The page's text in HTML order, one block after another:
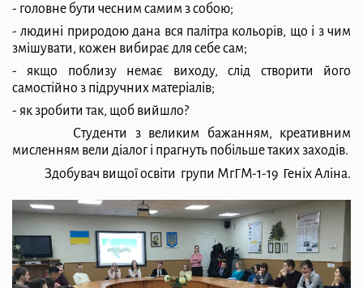
- головне бути чесним самим з собою;
- людині природою дана вся палітра кольорів, що і з чим
змішувати, кожен вибирає для себе сам;
- якщо поблизу немає виходу, слід створити його
самостійно з підручних матеріалів;
- як зробити так, щоб вийшло?
Студенти з великим бажанням, креативним
мисленням вели діалог і прагнуть побільше таких заходів.
Здобувач вищої освіти групи МгГМ-1-19 Геніх Аліна.